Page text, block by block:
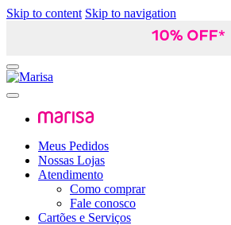
Skip to content Skip to navigation
Meus Pedidos
Nossas Lojas
Atendimento
Como comprar
Fale conosco
Cartões e Serviços